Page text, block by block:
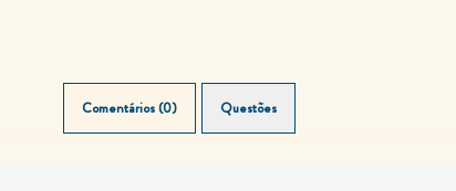
Comentários (0) Questões (0)